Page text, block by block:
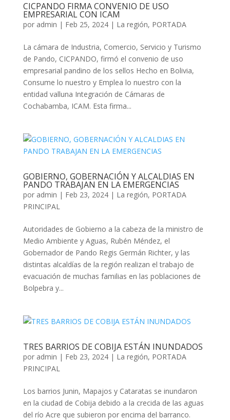
CICPANDO FIRMA CONVENIO DE USO
EMPRESARIAL CON ICAM
por admin | Feb 25, 2024| La región, PORTADA
La cámara de Industria, Comercio, Servicio y Turismo
de Pando, CICPANDO, firmó el convenio de uso
empresarial pandino de los sellos Hecho en Bolivia,
Consume lo nuestro y Emplea lo nuestro con la
entidad valluna Integración de Cámaras de
Cochabamba, ICAM. Esta firma...
GOBIERNO, GOBERNACIÓN Y ALCALDIAS EN
PANDO TRABAJAN EN LA EMERGENCIAS
por admin | Feb 23, 2024| La región, PORTADA
PRINCIPAL
Autoridades de Gobierno a la cabeza de la ministro de
Medio Ambiente y Aguas, Rubén Méndez, el
Gobernador de Pando Regis Germán Richter, y las
distintas alcaldías de la región realizan el trabajo de
evacuación de muchas familias en las poblaciones de
Bolpebra y...
TRES BARRIOS DE COBIJA ESTÁN INUNDADOS
por admin | Feb 23, 2024| La región, PORTADA
PRINCIPAL
Los barrios Junin, Mapajos y Cataratas se inundaron
en la ciudad de Cobija debido a la crecida de las aguas
del río Acre que subieron por encima del barranco.